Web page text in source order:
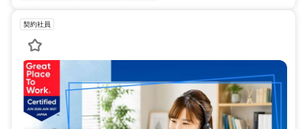
契約社員